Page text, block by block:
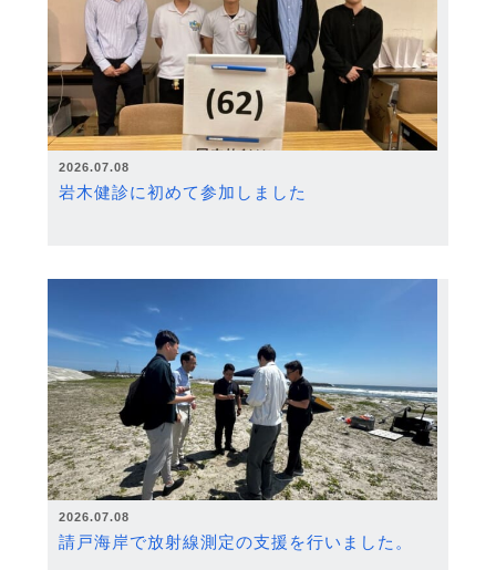
2026.07.08
岩木健診に初めて参加しました
2026.07.08
請戸海岸で放射線測定の支援を行いました。